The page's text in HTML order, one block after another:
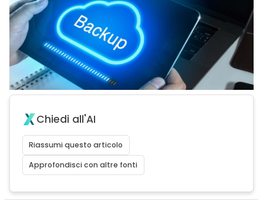
Chiedi all'AI
Riassumi questo articolo
Approfondisci con altre fonti